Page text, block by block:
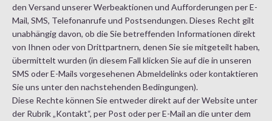
den Versand unserer Werbeaktionen und Aufforderungen per E-
Mail, SMS, Telefonanrufe und Postsendungen. Dieses Recht gilt
unabhängig davon, ob die Sie betreffenden Informationen direkt
von Ihnen oder von Drittpartnern, denen Sie sie mitgeteilt haben,
übermittelt wurden (in diesem Fall klicken Sie auf die in unseren
SMS oder E-Mails vorgesehenen Abmeldelinks oder kontaktieren
Sie uns unter den nachstehenden Bedingungen).
Diese Rechte können Sie entweder direkt auf der Website unter
der Rubrik „Kontakt“, per Post oder per E-Mail an die unter dem